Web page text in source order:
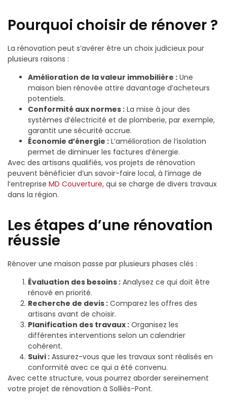
Pourquoi choisir de rénover ?
La rénovation peut s’avérer être un choix judicieux pour
plusieurs raisons :
Amélioration de la valeur immobilière : Une
maison bien rénovée attire davantage d’acheteurs
potentiels.
Conformité aux normes : La mise à jour des
systèmes d’électricité et de plomberie, par exemple,
garantit une sécurité accrue.
Économie d’énergie : L’amélioration de l’isolation
permet de diminuer les factures d’énergie.
Avec des artisans qualifiés, vos projets de rénovation
peuvent bénéficier d’un savoir-faire local, à l’image de
l’entreprise MD Couverture, qui se charge de divers travaux
dans la région.
Les étapes d’une rénovation
réussie
Rénover une maison passe par plusieurs phases clés :
Évaluation des besoins : Analysez ce qui doit être
rénové en priorité.
Recherche de devis : Comparez les offres des
artisans avant de choisir.
Planification des travaux : Organisez les
différentes interventions selon un calendrier
cohérent.
Suivi : Assurez-vous que les travaux sont réalisés en
conformité avec ce qui a été convenu.
Avec cette structure, vous pourrez aborder sereinement
votre projet de rénovation à Solliès-Pont.